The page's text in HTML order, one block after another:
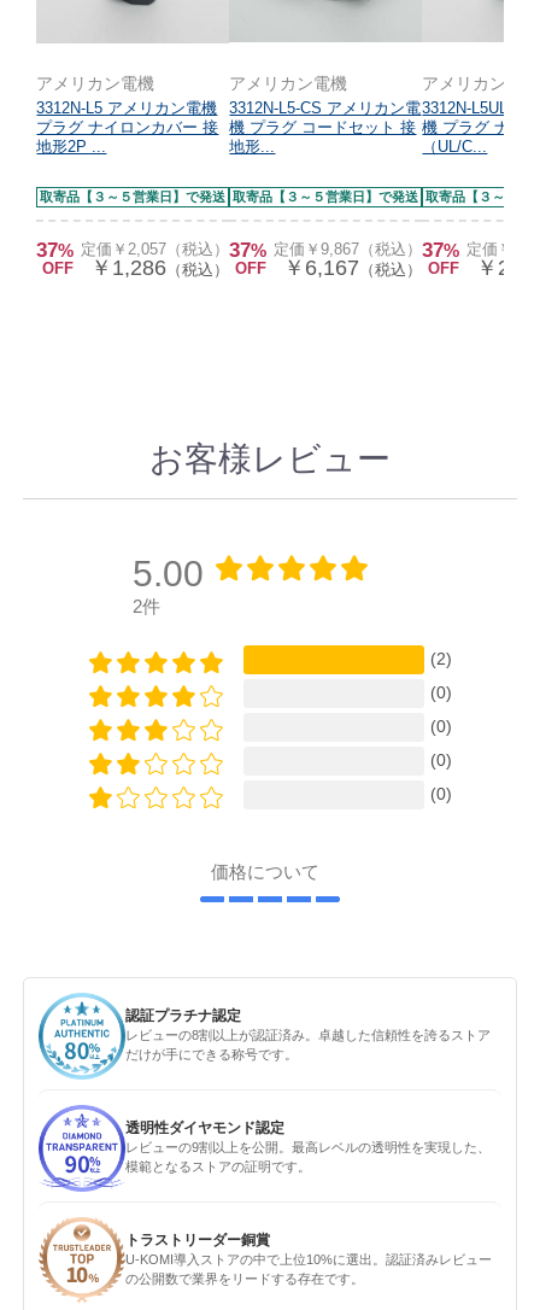
アメリカン電機
3312N-L5 アメリカン電機
プラグ ナイロンカバー 接
地形2P ...
取寄品【３～５営業日】で発送
37%
OFF
定価￥2,057（税込）
￥1,286 （税込）
アメリカン電機
3312N-L5-CS アメリカン電
機 プラグ コードセット 接
地形...
取寄品【３～５営業日】で発送
37%
OFF
定価￥9,867（税込）
￥6,167 （税込）
アメリカン電機
3312N-L5UL ア
機 プラグ ナイ
（UL/C...
取寄品【３～５営
37%
OFF
定価￥
￥
お客様レビュー
5.00
2件
(2)
(0)
(0)
(0)
(0)
価格について
認証プラチナ認定
レビューの8割以上が認証済み。卓越した信頼性を誇るストア
だけが手にできる称号です。
透明性ダイヤモンド認定
レビューの9割以上を公開。最高レベルの透明性を実現した、
模範となるストアの証明です。
トラストリーダー銅賞
U-KOMI導入ストアの中で上位10%に選出。認証済みレビュー
の公開数で業界をリードする存在です。